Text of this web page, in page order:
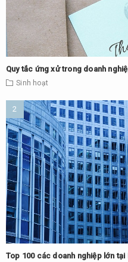
Quy tắc ứng xử trong doanh
Sinh hoạt
Top 100 các doanh nghiệp lớn tại